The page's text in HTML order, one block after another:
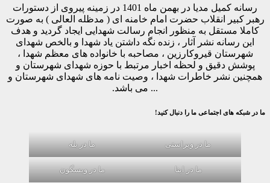
رسانه کمیل مدیا در بهمن ماه 1401 در زمینه پیروی از دستورات
رهبر کبیر انقلاب حضرت امام خامنه ای ( مدظله العالی ) به صورت
کاملا مستقل به منظور انجام رسالت شهدایی ایجاد گردید و هدف
این رسانه نشر آثار ، زنده نگه داشتن یاد شهدا و بالخص شهدای
شهرستان قیروکارزین ، مصاحبه با خانواده های معظم شهدا ،
پوشش دقیق و لحظه اخبار مرتبط با حوزه شهدای شهرستان و
همچنین نشر خاطرات شهدا ، وصیت نامه های شهدای شهرستان و
... می باشد.
ما در شبکه های اجتماعی ما را دنبال کنید!
ما در ویراستی ما در بله
ما در ایتا ما در ویسگون